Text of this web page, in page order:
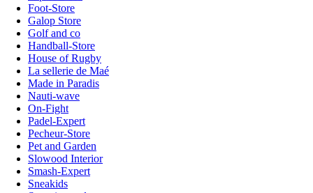
Foot-Store
Galop Store
Golf and co
Handball-Store
House of Rugby
La sellerie de Maé
Made in Paradis
Nauti-wave
On-Fight
Padel-Expert
Pecheur-Store
Pet and Garden
Slowood Interior
Smash-Expert
Sneakids